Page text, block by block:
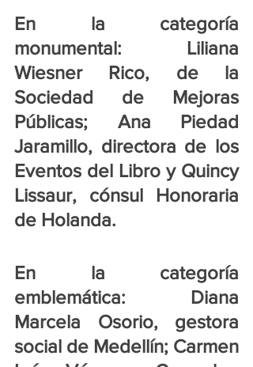
En la categoría
monumental: Liliana
Wiesner Rico, de la
Sociedad de Mejoras
Públicas; Ana Piedad
Jaramillo, directora de los
Eventos del Libro y Quincy
Lissaur, cónsul Honoraria
de Holanda.
En la categoría
emblemática: Diana
Marcela Osorio, gestora
social de Medellín; Carmen